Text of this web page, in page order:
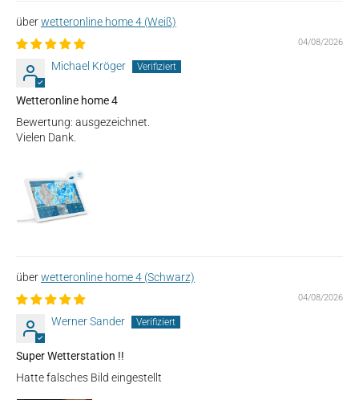
wetteronline home 4 (Weiß)
04/08/2026
Michael Kröger
Wetteronline home 4
Bewertung: ausgezeichnet.
Vielen Dank.
wetteronline home 4 (Schwarz)
04/08/2026
Werner Sander
Super Wetterstation !!
Hatte falsches Bild eingestellt